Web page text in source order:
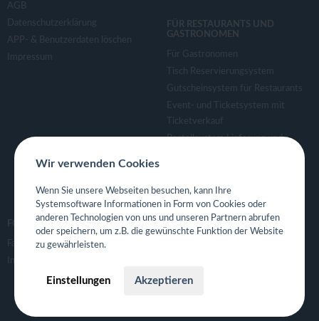
AGB
Datenschutzerklärung
APP- & Benutzerdaten löschen
Impressum
FÜR RESTAURANTS UND
GASTRONOMEN
Für Gastronomen
Tisch Reservierungsystem
Gutscheinsystem für Restaurants
Event- und Ticketsystem mit
Ticketverkauf
Bestellsystem Lieferung und
Eigene App für Restaurant
FOLGE UNS
Facebook
Instagram
Wir verwenden Cookies
Wenn Sie unsere Webseiten besuchen, kann Ihre
Systemsoftware Informationen in Form von Cookies oder
anderen Technologien von uns und unseren Partnern abrufen
oder speichern, um z.B. die gewünschte Funktion der Website
zu gewährleisten.
Einstellungen Akzeptieren